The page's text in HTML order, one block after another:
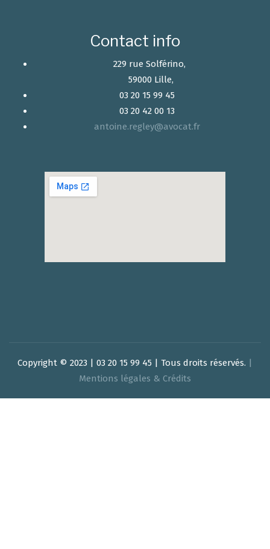
Contact info
229 rue Solférino,
59000 Lille,
03 20 15 99 45
03 20 42 00 13
antoine.regley@avocat.fr
Copyright © 2023 | 03 20 15 99 45 | Tous droits réservés. |
Mentions légales & Crédits